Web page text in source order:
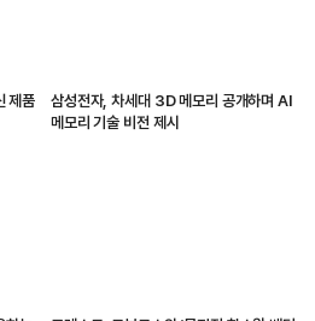
제품
삼성전자, 차세대 3D 메모리 공개하며 AI
메모리 기술 비전 제시